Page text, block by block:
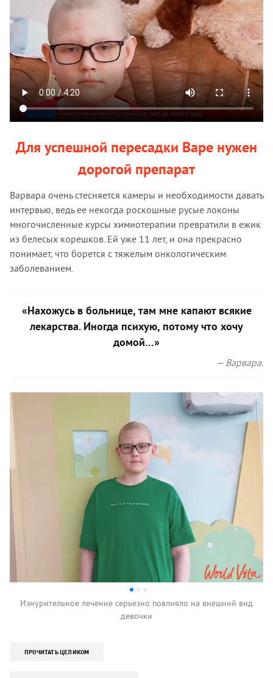
Для успешной пересадки Варе нужен
дорогой препарат
Варвара очень стесняется камеры и необходимости давать
интервью, ведь ее некогда роскошные русые локоны
многочисленные курсы химиотерапии превратили в ежик
из белесых корешков. Ей уже 11 лет, и она прекрасно
понимает, что борется с тяжелым онкологическим
заболеванием.
«Нахожусь в больнице, там мне капают всякие
лекарства. Иногда психую, потому что хочу
домой…»
— Варвара.
Изнурительное лечение серьезно повлияло на внешний вид
девочки
ПРОЧИТАТЬ ЦЕЛИКОМ